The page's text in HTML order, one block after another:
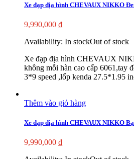
Xe đạp địa hình CHEVAUX NIKKO
9,990,000 ₫
Availability: In stockOut of stock
Xe đạp địa hình CHEVAUX
không mỗi hàn cao cấp 6061,tay
3*9 speed ,lốp kenda 27.5*1.95
Thêm vào giỏ hàng
Xe đạp địa hình CHEVAUX NIKKO
9,990,000 ₫